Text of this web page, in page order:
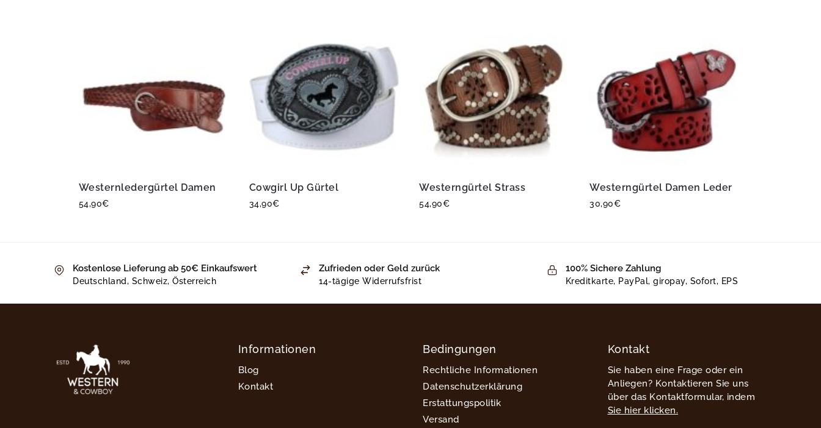
Westernledergürtel Damen
54,90€
Cowgirl Up Gürtel
34,90€
Westerngürtel Strass
54,90€
Westerngürtel Damen Leder
30,90€
Kostenlose Lieferung ab 50€ Einkaufswert
Deutschland, Schweiz, Österreich
Zufrieden oder Geld zurück
14-tägige Widerrufsfrist
100% Sichere Zahlung
Kreditkarte, PayPal, giropay, Sofort, EPS
Informationen
Blog
Kontakt
Bedingungen
Rechtliche Informationen
Datenschutzerklärung
Erstattungspolitik
Versand
Kontakt
Sie haben eine Frage oder ein
Anliegen? Kontaktieren Sie uns
über das Kontaktformular, indem
Sie hier klicken.